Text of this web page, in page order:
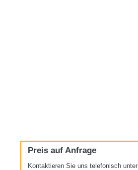
Preis auf Anfrage
Kontaktieren Sie uns telefonisch unter